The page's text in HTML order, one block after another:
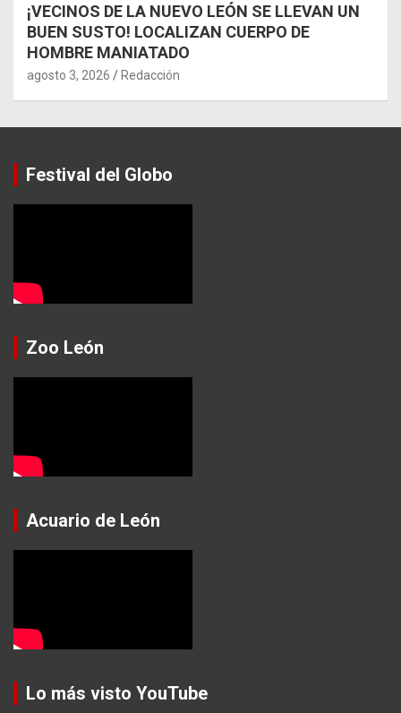
¡VECINOS DE LA NUEVO LEÓN SE LLEVAN UN
BUEN SUSTO! LOCALIZAN CUERPO DE
HOMBRE MANIATADO
agosto 3, 2026 Redacción
Festival del Globo
Zoo León
Acuario de León
Lo más visto YouTube